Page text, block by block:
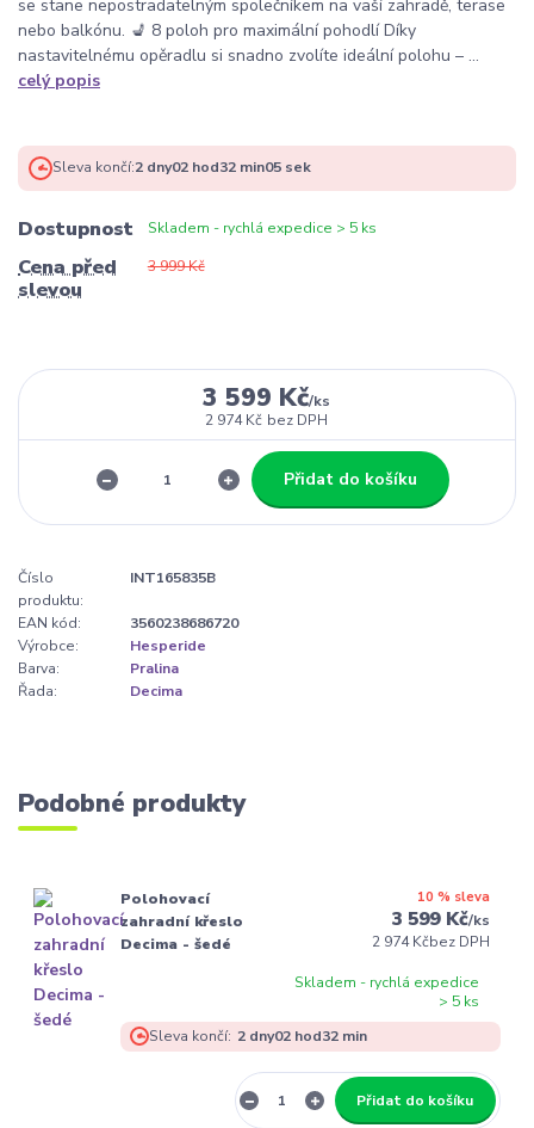
se stane nepostradatelným společníkem na vaší zahradě, terase
nebo balkónu. 💺 8 poloh pro maximální pohodlí Díky
nastavitelnému opěradlu si snadno zvolíte ideální polohu – ...
celý popis
Sleva končí:2 dny02hod32min04sek
Dostupnost Skladem - rychlá expedice > 5 ks
Cena před
slevou
3 999 Kč
3 599 Kč/ks
2 974 Kč bez DPH
Přidat do košíku
Číslo
produktu:
INT165835B
EAN kód:
3560238686720
Výrobce:
Hesperide
Barva:
Pralina
Řada:
Decima
Podobné produkty
Polohovací
zahradní křeslo
Decima - šedé
10 % sleva
3 599 Kč/ks
2 974 Kčbez DPH
Skladem - rychlá expedice
> 5 ks
Sleva končí: 2 dny02hod32min
Přidat do košíku